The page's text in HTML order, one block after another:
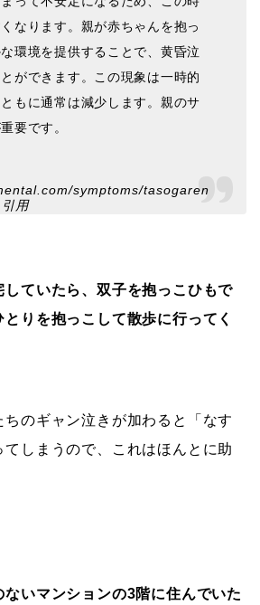
なります。親が赤ちゃんを抱っ
環境を提供することで、黄昏泣
ができます。この現象は一時的
もに通常は減少します。親のサ
要です。
symptoms/tasogaren
用
していたら、双子を抱っこひもで
りを抱っこして散歩に行ってく
のギャン泣きが加わると「なす
しまうので、これはほんとに助
ないマンションの3階に住んでいた